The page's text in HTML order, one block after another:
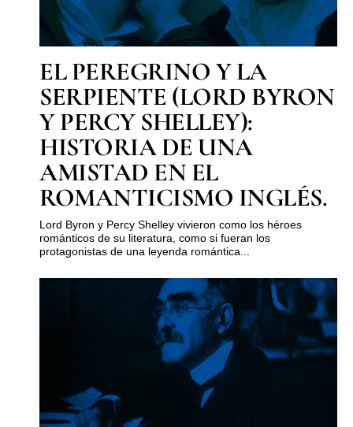
EL PEREGRINO Y LA
SERPIENTE (LORD BYRON
Y PERCY SHELLEY):
HISTORIA DE UNA
AMISTAD EN EL
ROMANTICISMO INGLÉS.
Lord Byron y Percy Shelley vivieron como los héroes
románticos de su literatura, como si fueran los
protagonistas de una leyenda romántica...